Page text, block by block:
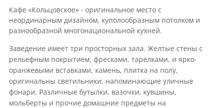
Кафе «Кольцовское» - оригинальное место с
неординарным дизайном, куполообразным потолком и
разнообразной многонациональной кухней.
Заведение имеет три просторных зала. Желтые стены с
рельефным покрытием, фресками, тарелками, и ярко-
оранжевыми вставками, камень, плитка на полу,
оригинальны светильники, напоминающие уличные
фонари. Различные бутылки, вазочки, кувшины,
мольберты и прочие домашние предметы на